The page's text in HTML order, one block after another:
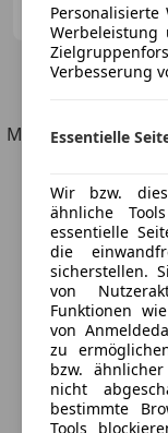
AT-4020 Linz
3
Möchtest du
Verbesserung
Essentielle
Wir bzw.
ähnliche
essentielle
die
sicherstellen.
von
Funktionen
von
zu
bzw.
nicht
bestimmte
Tools